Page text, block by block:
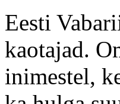
Eesti
kaotajad.
inimestel,